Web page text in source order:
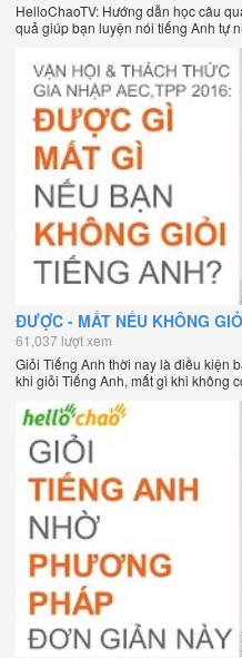
HelloChaoTV: Hướng dẫn học câu
quả giúp bạn luyện nói tiếng Anh tự
Phạm Việt Thắng, đồng sáng lập
Anh trực tuyến chặt chẽ nhất thế giới.
ĐƯỢC - MẤT NẾU KHÔNG
61,037 lượt xem
Giỏi Tiếng Anh thời nay là điều kiện
khi giỏi Tiếng Anh, mất gì khi không